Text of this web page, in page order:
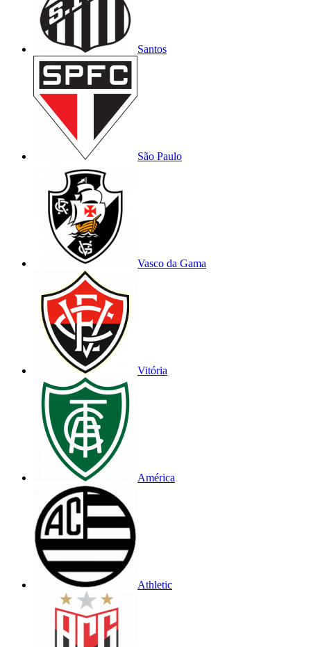
Santos
São Paulo
Vasco da Gama
Vitória
América
Athletic